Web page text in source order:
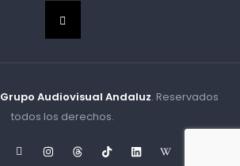
Grupo Audiovisual Andaluz. Reservados
todos los derechos.